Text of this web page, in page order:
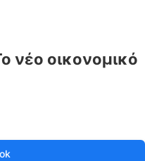
νέο οικονομικό